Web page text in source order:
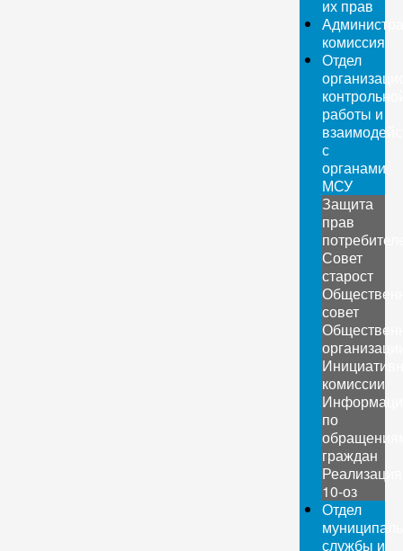
их прав
комиссия
Отдел
работы и
с
органами
МСУ
Защита
прав
Совет
старост
совет
комиссии
по
граждан
Реализация
10-оз
Отдел
службы и